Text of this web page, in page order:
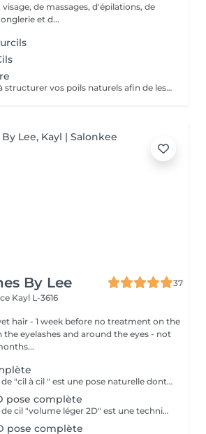
de massages, d'épilations, de
et d...
BrowLift contribue à structurer vos poils naturels afin de les discipliner et les assouplir une teinture et un soin sont appliqués.
By Lee
37
Kayl L-3616
hair - 1 week before no treatment on the
the eyelashes and around the eyes - not
La pose d'extension de "cil à cil " est une pose naturelle dont la technique consiste à poser 1 extension de cil sur chaque cils naturels.
pose complète
La pose d'extension de cil "volume léger 2D" est une technique qui consiste à poser un bouquet de plusieurs extension de cils (2 cils) sur un cil naturel. Cela permet de créer plus de volume et d'intensité sur le regard
pose complète